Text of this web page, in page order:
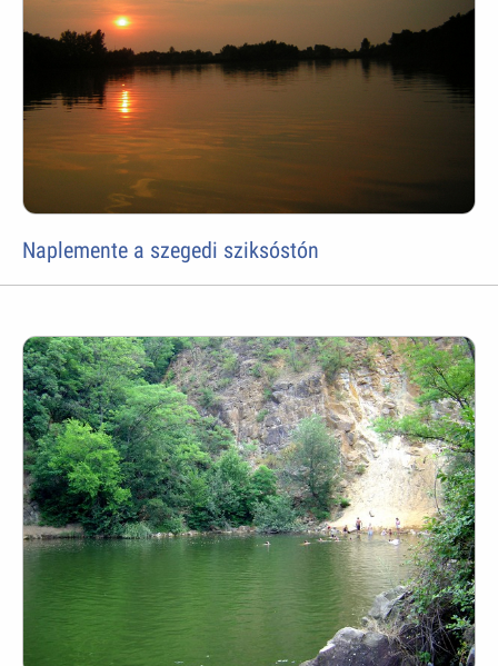
Naplemente a szegedi sziksóstón